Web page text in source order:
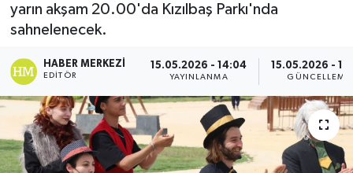
yarın akşam 20.00'da Kızılbaş Parkı'nda
sahnelenecek.
HABER MERKEZI
EDITÖR
15.05.2026 - 14:04
YAYINLANMA
15.05.2026 -
GÜNCELLEME
EKONOMİ
ENGLISH
ESENTEPE
GAZİMAĞUSA